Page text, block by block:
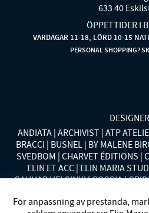
633 40
ÖPPETTIDER I
VARDAGAR 11-18, LÖRD 10-15
PERSONAL SHOPPING?
ANDIATA ARCHIVIST ATP
BRACCI BUSNEL BY MALENE
SVEDBOM CHARVET ÉDITIONS
ELIN ET ACC ELIN MARIA
GAUHAR HELSINKI GOSSIA
MISSONI HOME MONO MORENO
För anpassning av prestanda,